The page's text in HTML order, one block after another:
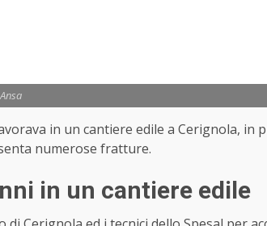
in un cantiere edile a Cerignola, in
numerose fratture.
in un cantiere edile